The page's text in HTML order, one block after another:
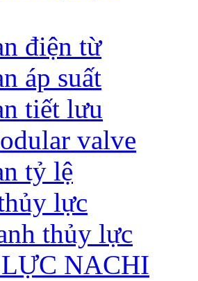
điện từ
áp suất
tiết lưu
valve
tỷ lệ
lực
thủy lực
NACHI